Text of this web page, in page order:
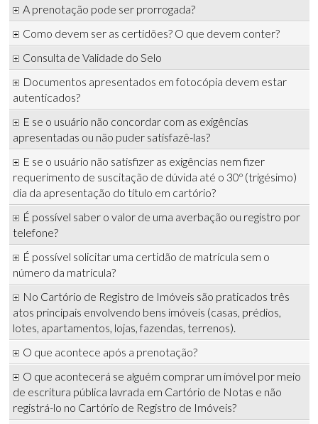
A prenotação pode ser prorrogada?
Como devem ser as certidões? O que devem conter?
Consulta de Validade do Selo
Documentos apresentados em fotocópia devem estar
autenticados?
E se o usuário não concordar com as exigências
apresentadas ou não puder satisfazê-las?
E se o usuário não satisfizer as exigências nem fizer
requerimento de suscitação de dúvida até o 30º (trigésimo)
dia da apresentação do título em cartório?
É possível saber o valor de uma averbação ou registro por
telefone?
É possível solicitar uma certidão de matrícula sem o
número da matrícula?
No Cartório de Registro de Imóveis são praticados três
atos principais envolvendo bens imóveis (casas, prédios,
lotes, apartamentos, lojas, fazendas, terrenos).
O que acontece após a prenotação?
O que acontecerá se alguém comprar um imóvel por meio
de escritura pública lavrada em Cartório de Notas e não
registrá-lo no Cartório de Registro de Imóveis?